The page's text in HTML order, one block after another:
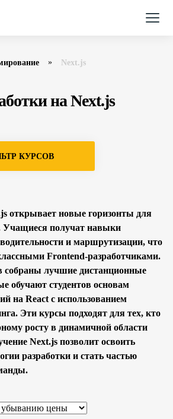
Next.js
на Next.js
КУРСОВ
открывает новые горизонты для
Учащиеся получат навыки
и маршрутизации, что
Frontend-разработчиками.
собраны лучшие дистанционные
обучают студентов основам
на React с использованием
Эти курсы подходят для тех, кто
росту в динамичной области
Next.js позволит освоить
разработки и стать частью